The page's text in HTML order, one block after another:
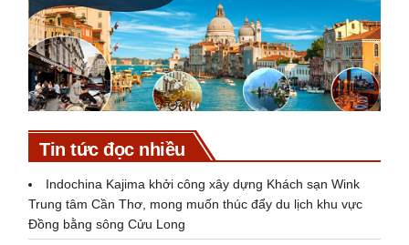
Tin tức đọc nhiều
Indochina Kajima khởi công xây dựng Khách sạn Wink
Trung tâm Cần Thơ, mong muốn thúc đẩy du lịch khu vực
Đồng bằng sông Cửu Long